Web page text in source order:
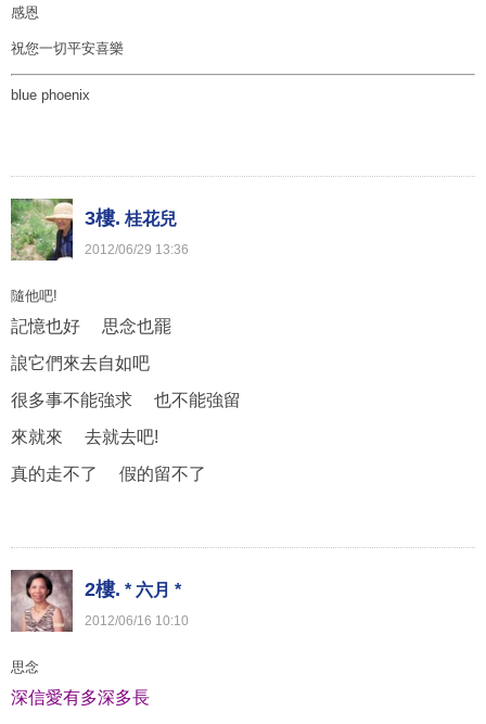
感恩
祝您一切平安喜樂
blue phoenix
3樓. 桂花兒
2012/06/29 13:36
隨他吧!
記憶也好 思念也罷
誏它們來去自如吧
很多事不能強求 也不能強留
來就來 去就去吧!
真的走不了 假的留不了
2樓. * 六月 *
2012/06/16 10:10
思念
深信愛有多深多長